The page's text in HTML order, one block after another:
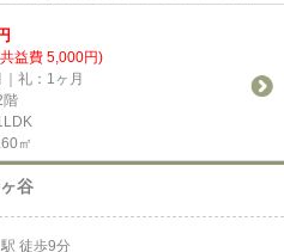
益費 5,000円)
礼：1ヶ月
階
㎡
谷
駅 徒歩9分